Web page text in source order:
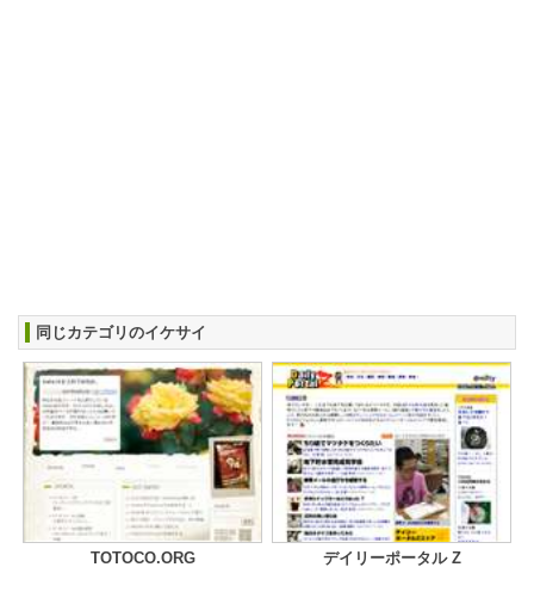
同じカテゴリのイケサイ
TOTOCO.ORG デイリーポータル Z